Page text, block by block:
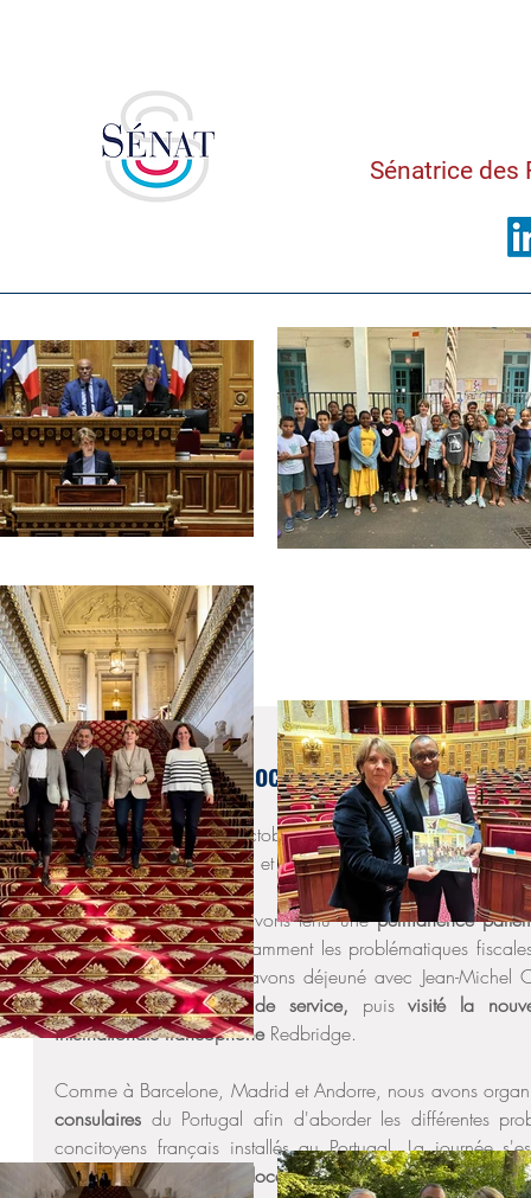
Sénatrice des
Lisbonne le 9 et 10 octobre - Samantha
11 oct. 2017
Lundi 9 et mardi 10 octobre,  je me suis rendue à
VOJETTA, mon suppléant, et d'Ugo LOPEZ mon attaché
Lundi 9 octobre, nous avons tenu une permanence
l'occasion d'aborder notamment les problématiques
projet Hermione. Nous avons déjeuné avec Jean-Michel
Portugal, et ses chefs de service, puis visité la
internationale francophone Redbridge.
Comme à Barcelone, Madrid et Andorre, nous avons
consulaires du Portugal afin d'aborder les différentes
concitoyens français installés au Portugal. La journée
convivial avec le comité local En Marche Lisbonne.